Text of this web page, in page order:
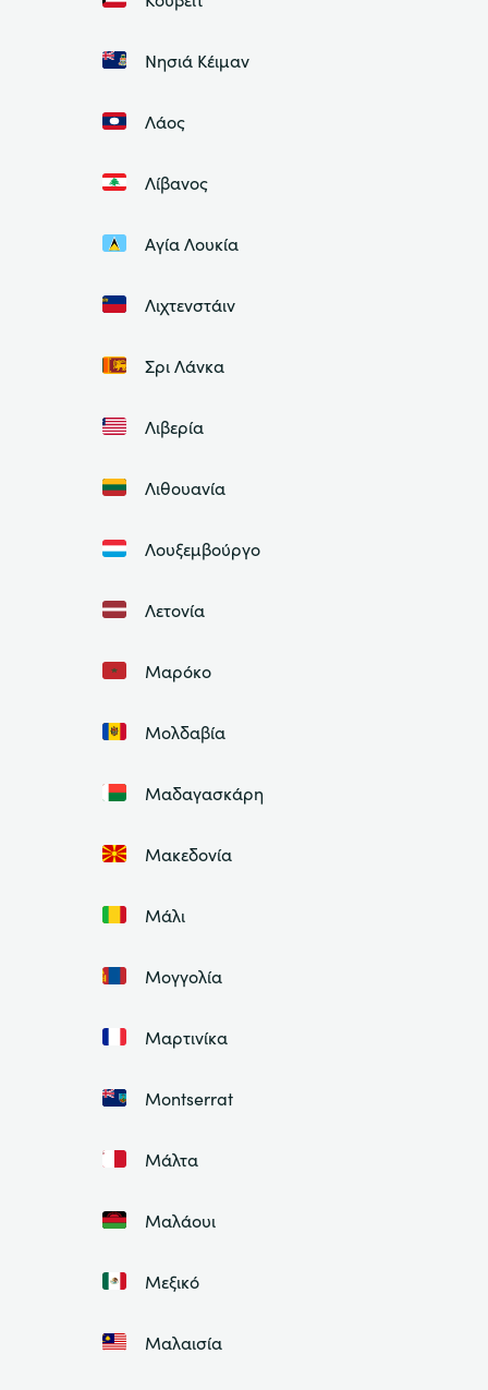
Νησιά Κέιμαν
Λάος
Λίβανος
Αγία Λουκία
Λιχτενστάιν
Σρι Λάνκα
Λιβερία
Λιθουανία
Λουξεμβούργο
Λετονία
Μαρόκο
Μολδαβία
Μαδαγασκάρη
Μακεδονία
Μάλι
Μογγολία
Μαρτινίκα
Montserrat
Μάλτα
Μαλάουι
Μεξικό
Μαλαισία